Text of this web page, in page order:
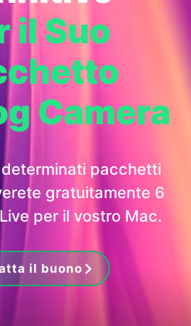
il Suo
Camera
pacchetti
gratuitamente 6
per il vostro Mac.
il buono